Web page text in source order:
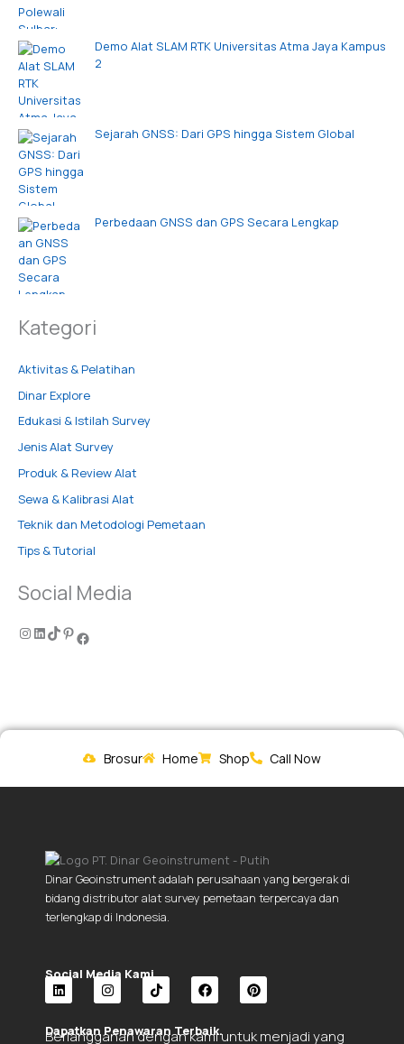
Demo Alat SLAM RTK Universitas Atma Jaya Kampus
2
Sejarah GNSS: Dari GPS hingga Sistem Global
Perbedaan GNSS dan GPS Secara Lengkap
Kategori
Aktivitas & Pelatihan
Dinar Explore
Edukasi & Istilah Survey
Jenis Alat Survey
Produk & Review Alat
Sewa & Kalibrasi Alat
Teknik dan Metodologi Pemetaan
Tips & Tutorial
Social Media
Brosur Home Shop Call Now
Dinar Geoinstrument adalah perusahaan yang bergerak di
bidang distributor alat survey pemetaan terpercaya dan
terlengkap di Indonesia.
Social Media Kami.
L
n
I
n
s
T
k
F
a
c
P
n
Dapatkan Penawaran Terbaik.
Berlangganan dengan kami untuk menjadi yang